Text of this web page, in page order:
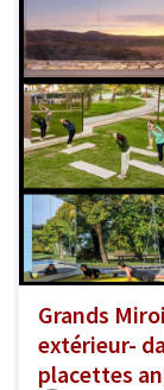
Grands
extérieur-
placettes